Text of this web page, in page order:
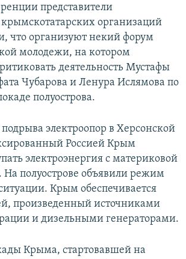
представители
организаций
что организуют некий форум
молодежи, на котором
деятельность Мустафы
Чубарова и Ленура Ислямова по
полуострова.
электроопор в Херсонской
Россией Крым
электроэнергия с материковой
полуострове объявили режим
Крым обеспечивается
произведенный источниками
и дизельными генераторами.
Крыма, стартовавшей на